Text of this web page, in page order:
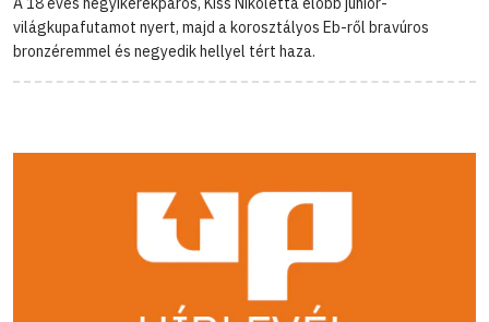
világkupafutamot nyert, majd a korosztályos Eb-ről bravúros
bronzéremmel és negyedik hellyel tért haza.